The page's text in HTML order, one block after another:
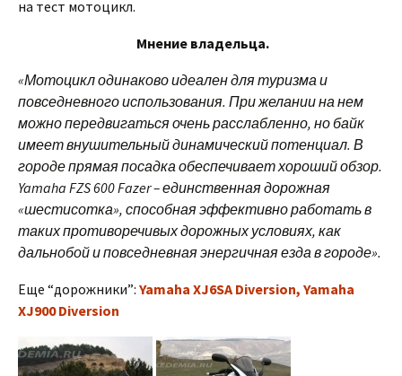
на тест мотоцикл.
Мнение владельца.
«Мотоцикл одинаково идеален для туризма и
повседневного использования. При желании на нем
можно передвигаться очень расслабленно, но байк
имеет внушительный динамический потенциал. В
городе прямая посадка обеспечивает хороший обзор.
Yamaha FZS 600 Fazer – единственная дорожная
«шестисотка», способная эффективно работать в
таких противоречивых дорожных условиях, как
дальнобой и повседневная энергичная езда в городе».
Еще “дорожники”: Yamaha XJ6SA Diversion, Yamaha
XJ900 Diversion